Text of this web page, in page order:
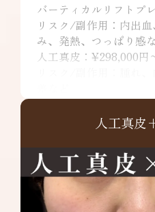
バーティカルリフトプ
リスク/副作用：内出
み、発熱、つっぱり感
人工真皮：¥298,000円
リスク/副作用：腫れ
人工真皮